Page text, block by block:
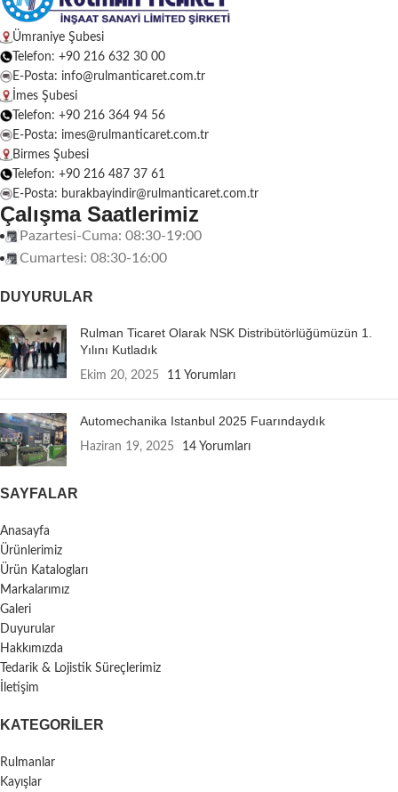
Ümraniye Şubesi
Telefon: +90 216 632 30 00
E-Posta: info@rulmanticaret.com.tr
İmes Şubesi
Telefon: +90 216 364 94 56
E-Posta: imes@rulmanticaret.com.tr
Birmes Şubesi
Telefon: +90 216 487 37 61
E-Posta: burakbayindir@rulmanticaret.com.tr
Çalışma Saatlerimiz
Pazartesi-Cuma: 08:30-19:00
Cumartesi: 08:30-16:00
DUYURULAR
Rulman Ticaret Olarak NSK Distribütörlüğümüzün 1.
Yılını Kutladık
Ekim 20, 2025 11 Yorumları
Automechanika Istanbul 2025 Fuarındaydık
Haziran 19, 2025 14 Yorumları
SAYFALAR
Anasayfa
Ürünlerimiz
Ürün Katalogları
Markalarımız
Galeri
Duyurular
Hakkımızda
Tedarik & Lojistik Süreçlerimiz
İletişim
KATEGORILER
Rulmanlar
Kayışlar